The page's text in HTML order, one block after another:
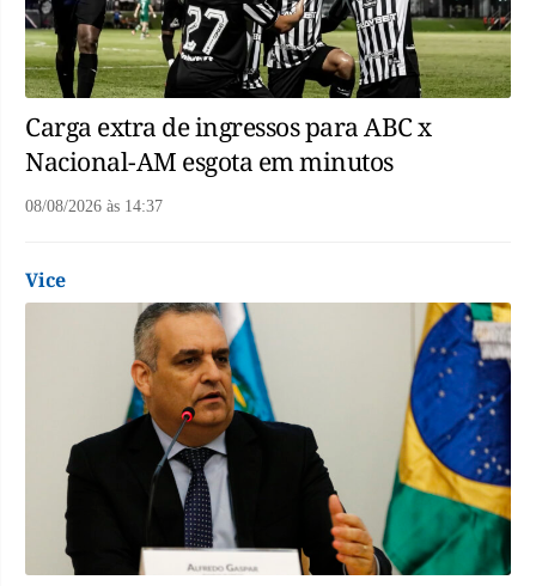
Carga extra de ingressos para ABC x
Nacional-AM esgota em minutos
08/08/2026 às 14:37
Vice